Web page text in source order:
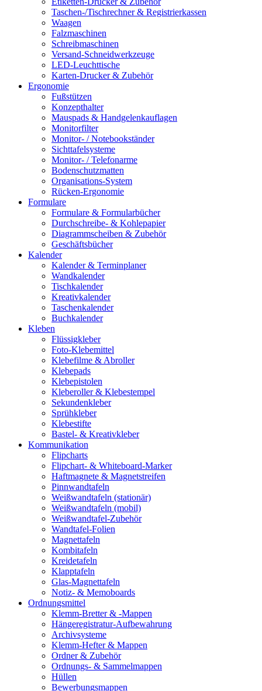
Taschen-/Tischrechner & Registrierkassen
Waagen
Falzmaschinen
Schreibmaschinen
Versand-Schneidwerkzeuge
LED-Leuchttische
Karten-Drucker & Zubehör
Ergonomie
Fußstützen
Konzepthalter
Mauspads & Handgelenkauflagen
Monitorfilter
Monitor- / Notebookständer
Sichttafelsysteme
Monitor- / Telefonarme
Bodenschutzmatten
Organisations-System
Rücken-Ergonomie
Formulare
Formulare & Formularbücher
Durchschreibe- & Kohlepapier
Diagrammscheiben & Zubehör
Geschäftsbücher
Kalender
Kalender & Terminplaner
Wandkalender
Tischkalender
Kreativkalender
Taschenkalender
Buchkalender
Kleben
Flüssigkleber
Foto-Klebemittel
Klebefilme & Abroller
Klebepads
Klebepistolen
Kleberoller & Klebestempel
Sekundenkleber
Sprühkleber
Klebestifte
Bastel- & Kreativkleber
Kommunikation
Flipcharts
Flipchart- & Whiteboard-Marker
Haftmagnete & Magnetstreifen
Pinnwandtafeln
Weißwandtafeln (stationär)
Weißwandtafeln (mobil)
Weißwandtafel-Zubehör
Wandtafel-Folien
Magnettafeln
Kombitafeln
Kreidetafeln
Klapptafeln
Glas-Magnettafeln
Notiz- & Memoboards
Ordnungsmittel
Klemm-Bretter & -Mappen
Hängeregistratur-Aufbewahrung
Archivsysteme
Klemm-Hefter & Mappen
Ordner & Zubehör
Ordnungs- & Sammelmappen
Hüllen
Bewerbungsmappen